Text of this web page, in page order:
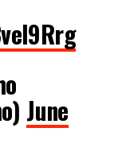
June